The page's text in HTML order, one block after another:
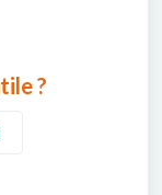
?